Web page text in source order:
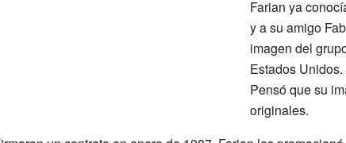
Farian ya
y a su amigo
imagen del
Estados
Pensó que su
originales.